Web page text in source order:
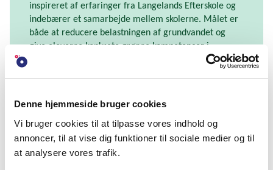
Denne hjemmeside bruger cookies
Vi bruger cookies til at tilpasse vores indhold og
annoncer, til at vise dig funktioner til sociale medier og til
at analysere vores trafik.
inspireret af erfaringer fra Langelands Efterskole og
indebærer et samarbejde mellem skolerne. Målet er
både at reducere belastningen af grundvandet og
give eleverne konkrete grønne kompetencer i
Smørrebrød som vej til grønnere madvaner
Peder Syv Aftenskole
Hos Peder Syv Aftenskole er det klassiske smørrebrød